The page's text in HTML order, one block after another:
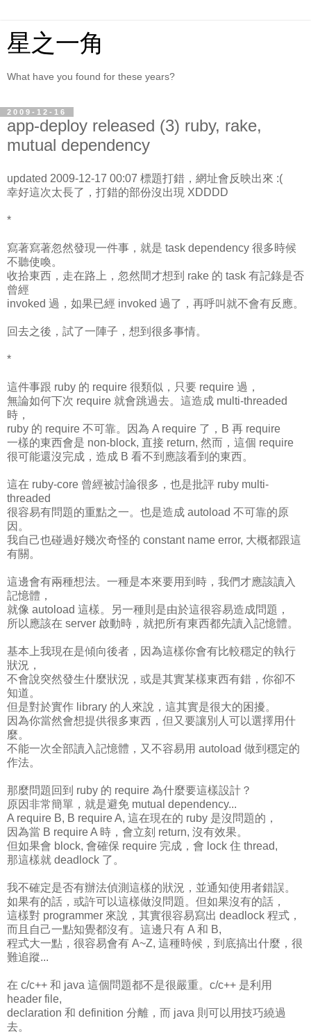
星之一角
What have you found for these years?
2009-12-16
app-deploy released (3) ruby, rake,
mutual dependency
updated 2009-12-17 00:07 標題打錯，網址會反映出來 :(
幸好這次太長了，打錯的部份沒出現 XDDDD
*
寫著寫著忽然發現一件事，就是 task dependency 很多時候
不聽使喚。
收拾東西，走在路上，忽然間才想到 rake 的 task 有記錄是否
曾經
invoked 過，如果已經 invoked 過了，再呼叫就不會有反應。
回去之後，試了一陣子，想到很多事情。
*
這件事跟 ruby 的 require 很類似，只要 require 過，
無論如何下次 require 就會跳過去。這造成 multi-threaded
時，
ruby 的 require 不可靠。因為 A require 了，B 再 require
一樣的東西會是 non-block, 直接 return, 然而，這個 require
很可能還沒完成，造成 B 看不到應該看到的東西。
這在 ruby-core 曾經被討論很多，也是批評 ruby multi-
threaded
很容易有問題的重點之一。也是造成 autoload 不可靠的原
因。
我自己也碰過好幾次奇怪的 constant name error, 大概都跟這
有關。
這邊會有兩種想法。一種是本來要用到時，我們才應該讀入
記憶體，
就像 autoload 這樣。另一種則是由於這很容易造成問題，
所以應該在 server 啟動時，就把所有東西都先讀入記憶體。
基本上我現在是傾向後者，因為這樣你會有比較穩定的執行
狀況，
不會說突然發生什麼狀況，或是其實某樣東西有錯，你卻不
知道。
但是對於實作 library 的人來說，這其實是很大的困擾。
因為你當然會想提供很多東西，但又要讓別人可以選擇用什
麼。
不能一次全部讀入記憶體，又不容易用 autoload 做到穩定的
作法。
那麼問題回到 ruby 的 require 為什麼要這樣設計？
原因非常簡單，就是避免 mutual dependency...
A require B, B require A, 這在現在的 ruby 是沒問題的，
因為當 B require A 時，會立刻 return, 沒有效果。
但如果會 block, 會確保 require 完成，會 lock 住 thread,
那這樣就 deadlock 了。
我不確定是否有辦法偵測這樣的狀況，並通知使用者錯誤。
如果有的話，或許可以這樣做沒問題。但如果沒有的話，
這樣對 programmer 來說，其實很容易寫出 deadlock 程式，
而且自己一點知覺都沒有。這邊只有 A 和 B,
程式大一點，很容易會有 A~Z, 這種時候，到底搞出什麼，很
難追蹤...
在 c/c++ 和 java 這個問題都不是很嚴重。c/c++ 是利用
header file,
declaration 和 definition 分離，而 java 則可以用技巧繞過
去。